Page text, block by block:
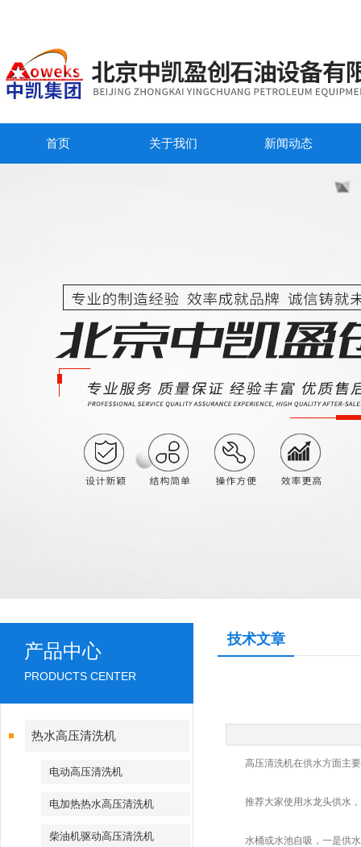
首页 关于我们 新闻动态
产品中心
PRODUCTS CENTER
热水高压清洗机
电动高压清洗机
电加热热水高压清洗机
柴油机驱动高压清洗机
技术文章
高压清洗机在供水方面主要
推荐大家使用水龙头供水，
水桶或水池自吸，一是供水